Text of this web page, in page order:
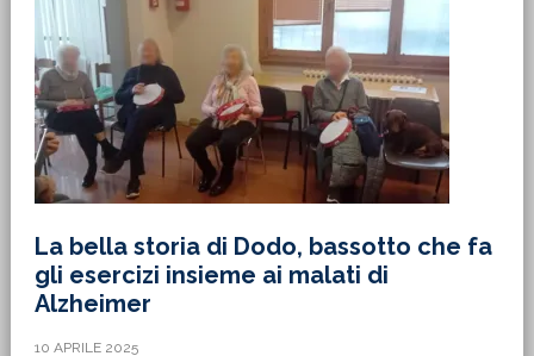
La bella storia di Dodo, bassotto che fa
gli esercizi insieme ai malati di
Alzheimer
10 APRILE 2025